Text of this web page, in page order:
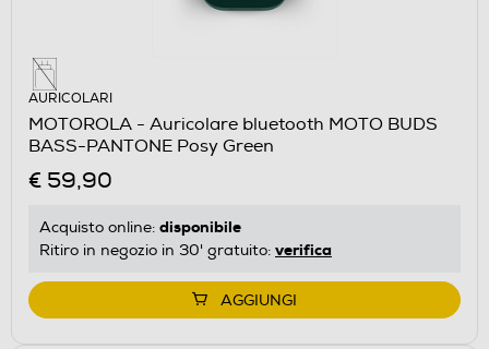
AURICOLARI
MOTOROLA - Auricolare bluetooth MOTO BUDS
BASS-PANTONE Posy Green
€ 59,90
Acquisto online: disponibile
Ritiro in negozio in 30' gratuito: verifica
AGGIUNGI